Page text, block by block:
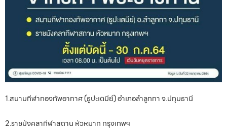
1.สนามกีฬากองทัพอากาศ (ธูปะเตมีย์) อำเภอลำลูกกา จ.ปทุมธานี
2.ราชมังคลากีฬาสถาน หัวหมาก กรุงเทพฯ